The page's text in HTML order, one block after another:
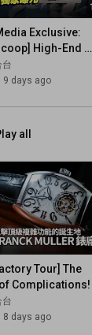
Exclusive:
High-End
Case to
NVIDIA ...
台
9 days ago
all
Tour] The
Complications!
Scenes Look at
of ...
台
8 days ago